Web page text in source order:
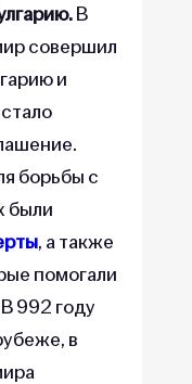
В
совершил
и
борьбы с
были
, а также
помогали
992 году
в